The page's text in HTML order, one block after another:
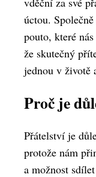
úctou.
pouto, které
že skutečný
jednou v životě
Proč je
Přátelství je
protože nám
a možnost